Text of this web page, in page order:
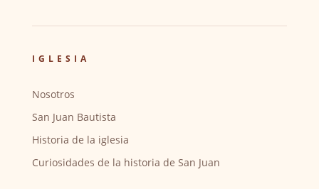
IGLESIA
Nosotros
San Juan Bautista
Historia de la iglesia
Curiosidades de la historia de San Juan